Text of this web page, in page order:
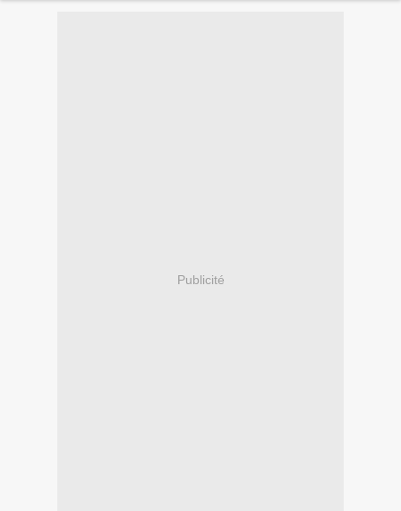
Publicité